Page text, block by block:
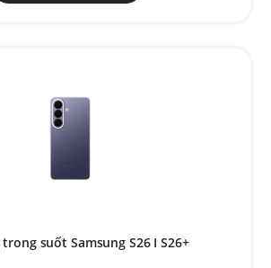
suốt Samsung S26 I S26+